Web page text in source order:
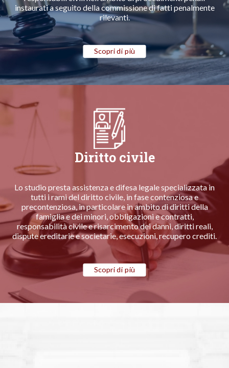
instaurati a seguito della commissione di fatti penalmente
rilevanti.
Scopri di più
Diritto civile
Lo studio presta assistenza e difesa legale specializzata in
tutti i rami del diritto civile, in fase contenziosa e
precontenziosa, in particolare in ambito di diritti della
famiglia e dei minori, obbligazioni e contratti,
responsabilità civile e risarcimento dei danni, diritti reali,
dispute ereditarie e societarie, esecuzioni, recupero crediti.
Scopri di più